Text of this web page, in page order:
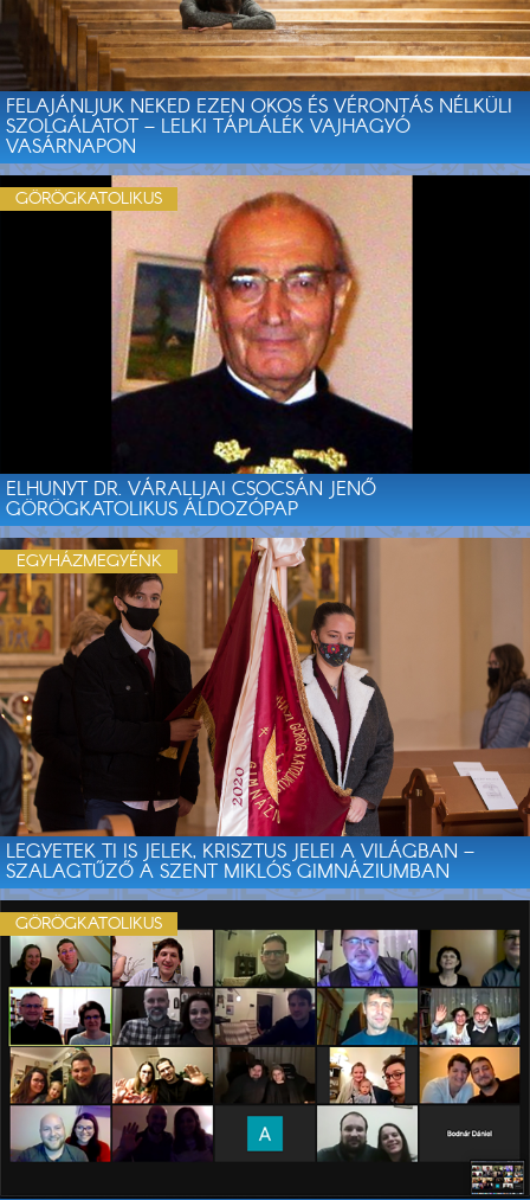
FELAJÁNLJUK NEKED EZEN OKOS ÉS VÉRONTÁS NÉLKÜLI
SZOLGÁLATOT – LELKI TÁPLÁLÉK VAJHAGYÓ
VASÁRNAPON
ELHUNYT DR. VÁRALLJAI CSOCSÁN JENŐ
GÖRÖGKATOLIKUS ÁLDOZÓPAP
GÖRÖGKATOLIKUS
LEGYETEK TI IS JELEK, KRISZTUS JELEI A VILÁGBAN –
SZALAGTŰZŐ A SZENT MIKLÓS GIMNÁZIUMBAN
EGYHÁZMEGYÉNK
GÖRÖGKATOLIKUS